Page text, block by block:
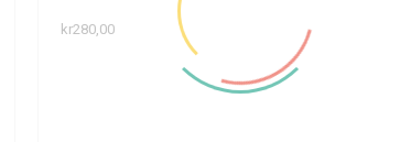
kr280,00